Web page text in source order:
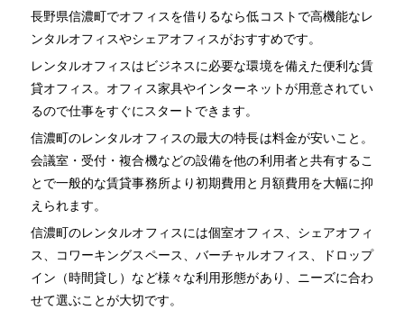
長野県信濃町でオフィスを借りるなら低コストで高機能なレ
ンタルオフィスやシェアオフィスがおすすめです。
レンタルオフィスはビジネスに必要な環境を備えた便利な賃
貸オフィス。オフィス家具やインターネットが用意されてい
るので仕事をすぐにスタートできます。
信濃町のレンタルオフィスの最大の特長は料金が安いこと。
会議室・受付・複合機などの設備を他の利用者と共有するこ
とで一般的な賃貸事務所より初期費用と月額費用を大幅に抑
えられます。
信濃町のレンタルオフィスには個室オフィス、シェアオフィ
ス、コワーキングスペース、バーチャルオフィス、ドロップ
イン（時間貸し）など様々な利用形態があり、ニーズに合わ
せて選ぶことが大切です。